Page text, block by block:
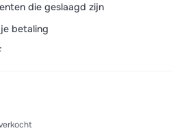
die geslaagd zijn
betaling